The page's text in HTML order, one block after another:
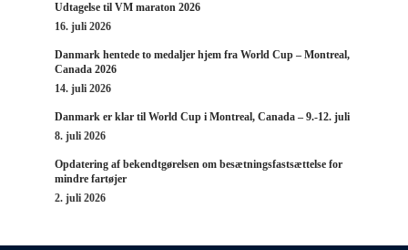
Udtagelse til VM maraton 2026
16. juli 2026
Danmark hentede to medaljer hjem fra World Cup – Montreal,
Canada 2026
14. juli 2026
Danmark er klar til World Cup i Montreal, Canada – 9.-12. juli
8. juli 2026
Opdatering af bekendtgørelsen om besætningsfastsættelse for
mindre fartøjer
2. juli 2026